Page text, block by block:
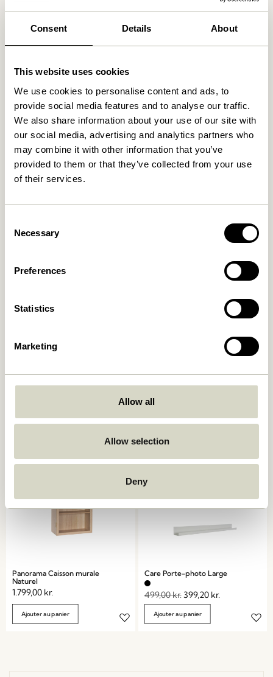
Consent Details About
This website uses cookies
We use cookies to personalise content and ads, to
provide social media features and to analyse our traffic.
We also share information about your use of our site with
our social media, advertising and analytics partners who
may combine it with other information that you’ve
provided to them or that they’ve collected from your use
of their services.
Selection
Necessary
Preferences
Statistics
Marketing
Allow all
Allow selection
Deny
Produits similaires
Ajouter au panier
Arki Porte-revues
Ajouter au panier
AtHand Organisateur
859,00
Ajouter au panier
Panorama Caisson murale
Naturel
1.799,00 kr.
Ajouter au panier
Care Porte-photo Large
499,00kr.399,20 kr.
Ajouter au panier